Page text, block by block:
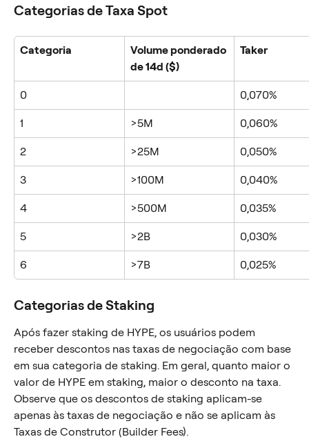
Categorias de Taxa Spot
Categoria
Volume ponderado
de 14d ($)
Taker
0 0,070%
1 >5M 0,060%
2 >25M 0,050%
3 >100M 0,040%
4 >500M 0,035%
5 >2B 0,030%
6 >7B 0,025%
Categorias de Staking
Após fazer staking de HYPE, os usuários podem
receber descontos nas taxas de negociação com base
em sua categoria de staking. Em geral, quanto maior o
valor de HYPE em staking, maior o desconto na taxa.
Observe que os descontos de staking aplicam-se
apenas às taxas de negociação e não se aplicam às
Taxas de Construtor (Builder Fees).